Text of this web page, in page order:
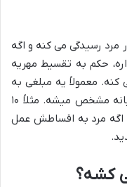
مرد رسیدگی می کنه و اگه
حکم به تقسیط مهریه
معمولاً یه مبلغی به
عنوان پیش قسط و بعدش اقساط ماهیانه مشخص میشه. مثلاً ۱۰
مرد به اقساطش عمل
کشه؟